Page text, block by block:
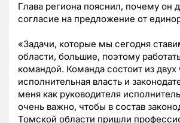
Глава региона пояснил, почему он
согласие на предложение от
«Задачи, которые мы сегодня
области, большие, поэтому
командой. Команда состоит из двух
исполнительная власть и
меня как руководителя
очень важно, чтобы в состав
Томской области пришли